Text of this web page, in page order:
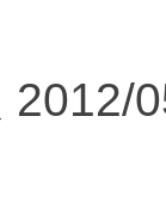
2012/